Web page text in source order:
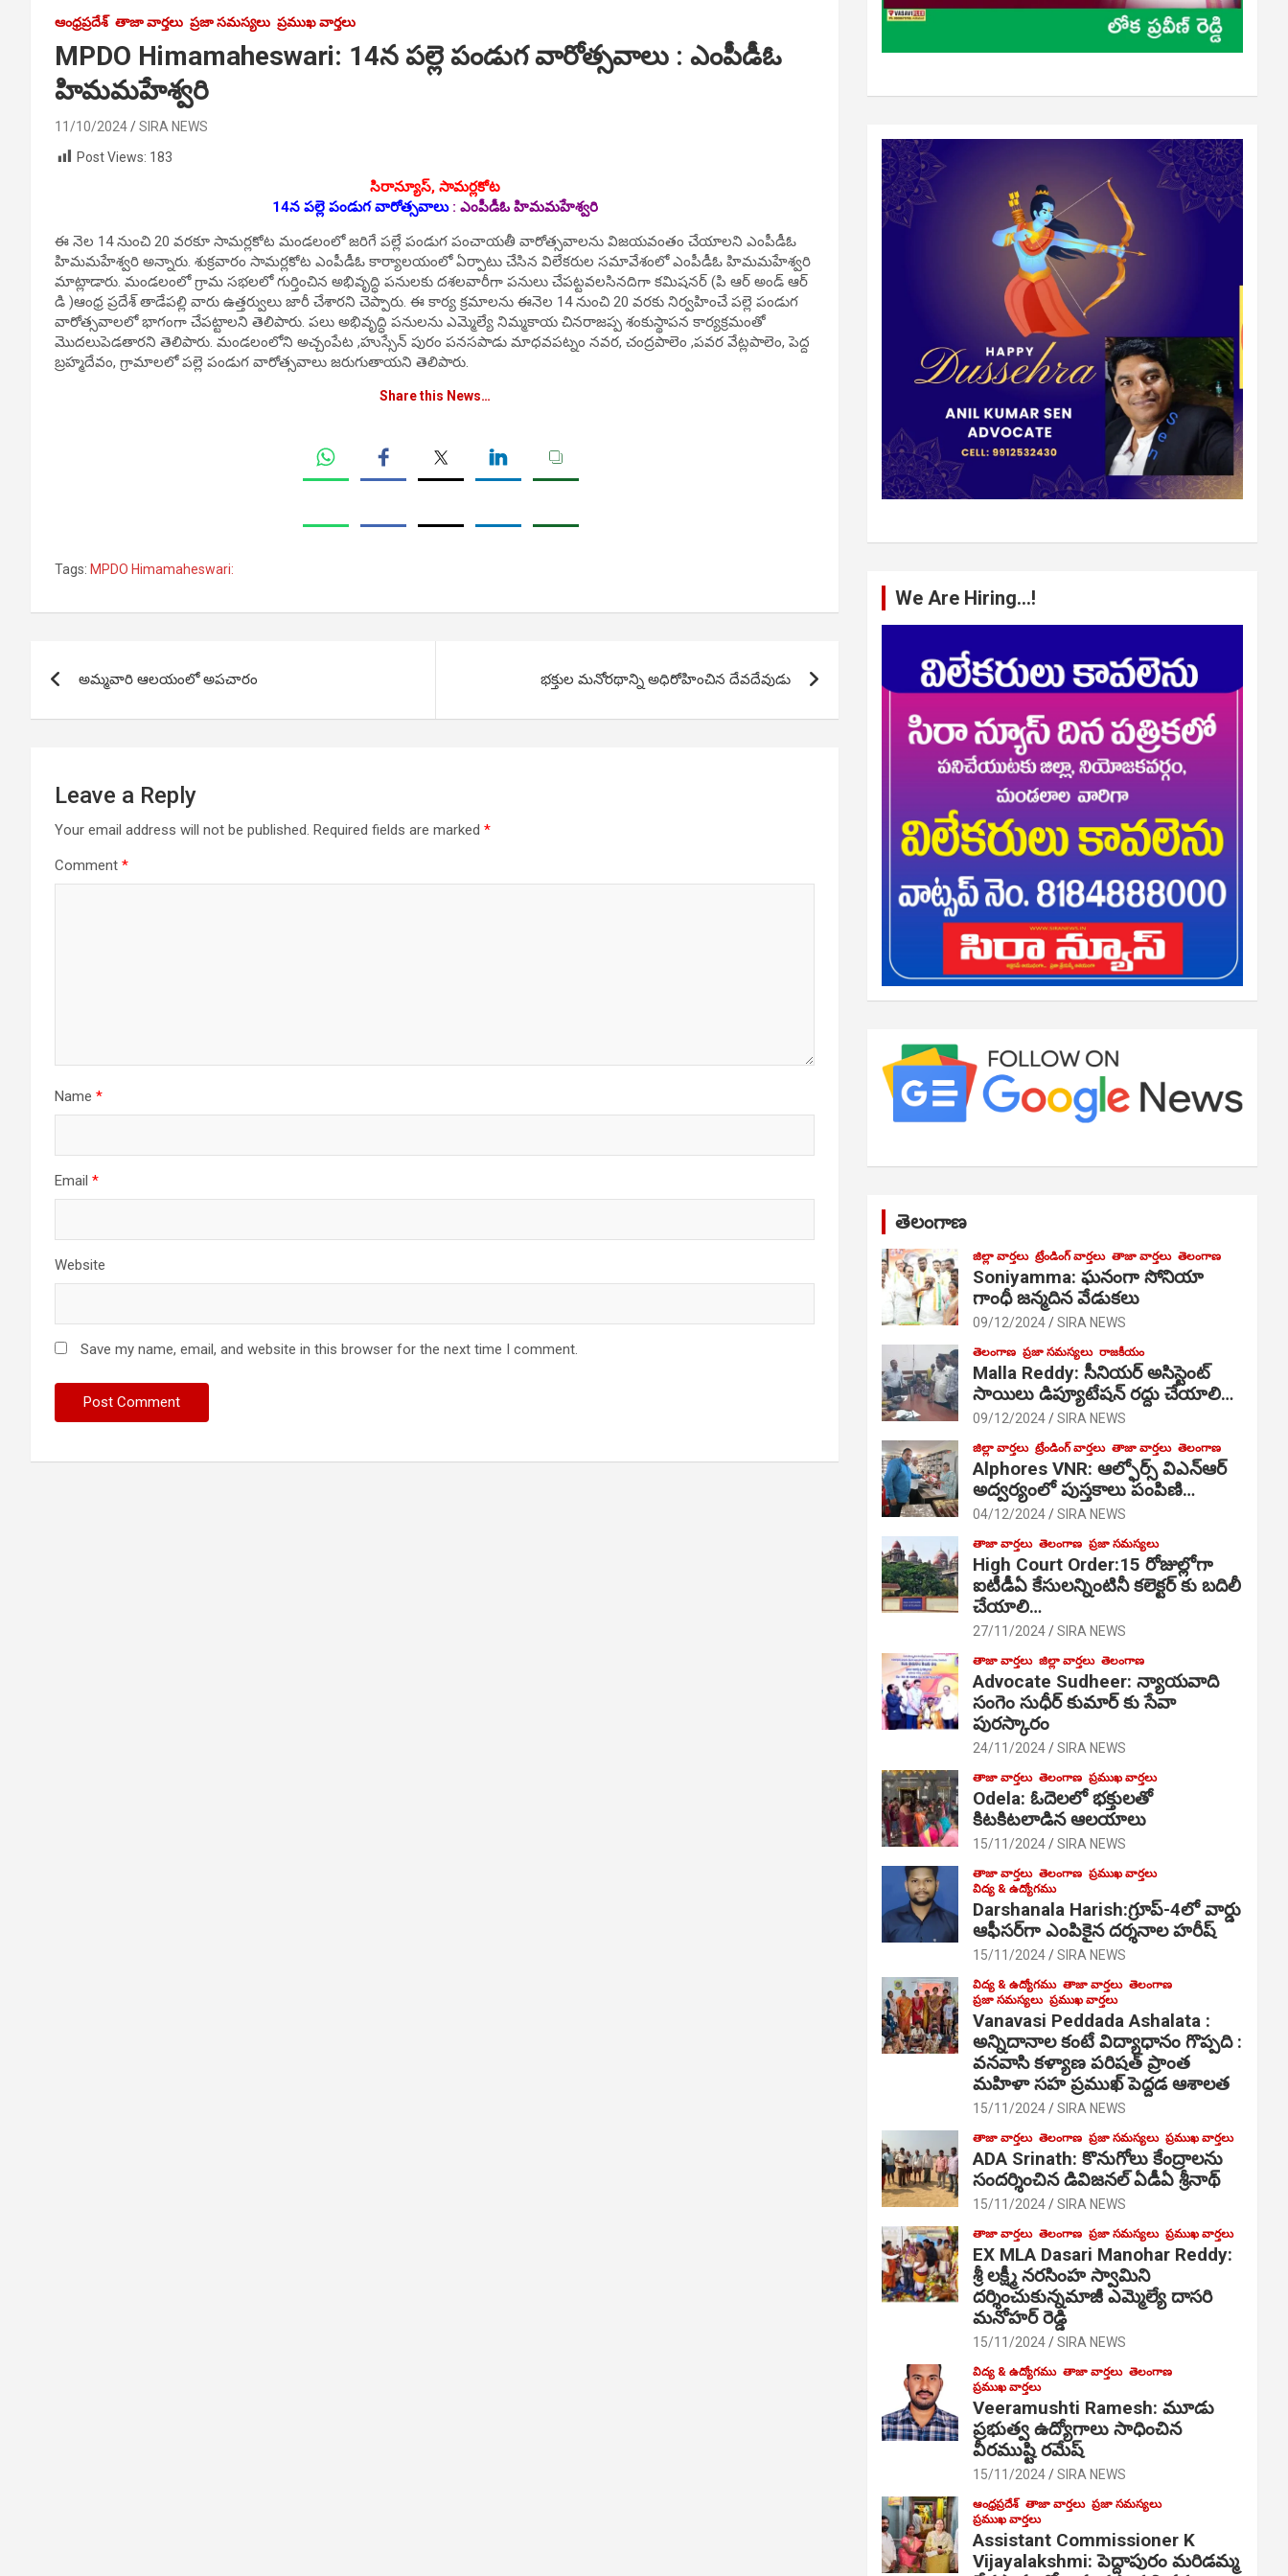
ఆంధ్రప్రదేశ్ తాజా వార్తలు ప్రజా సమస్యలు ప్రముఖ వార్తలు
MPDO Himamaheswari: 14న పల్లె పండుగ వారోత్సవాలు : ఎంపీడీఓ
హిమమ‌హేశ్వ‌రి
11/10/2024
SIRA NEWS
Post Views: 183
సిరాన్యూస్, సామర్లకోట
14న పల్లె పండుగ వారోత్సవాలు : ఎంపీడీఓ హిమమ‌హేశ్వ‌రి
ఈ నెల 14 నుంచి 20 వరకూ సామర్లకోట మండ‌లంలో జరిగే పల్లే పండుగ పంచాయతీ వారోత్సవాలను విజయవంతం చేయాలని ఎంపీడీఓ
హిమమ‌హేశ్వ‌రి అన్నారు. శుక్ర‌వారం సామర్లకోట ఎంపీడీఓ కార్యాల‌యంలో ఏర్పాటు చేసిన విలేక‌రుల స‌మావేశంలో ఎంపీడీఓ హిమమ‌హేశ్వ‌రి
మాట్లాడారు. మండలంలో గ్రామ సభలలో గుర్తించిన అభివృద్ధి పనులకు దశలవారీగా పనులు చేపట్టవలసినదిగా కమిషనర్ (పి ఆర్ అండ్ ఆర్
డి )ఆంధ్ర ప్రదేశ్ తాడేపల్లి వారు ఉత్తర్వులు జారీ చేశారని చెప్పారు. ఈ కార్య‌ క్ర‌మాల‌ను ఈనెల 14 నుంచి 20 వరకు నిర్వ‌హించే పల్లె పండుగ
వారోత్స‌వాల‌లో భాగంగా చేప‌ట్టాల‌ని తెలిపారు. ప‌లు అభివృద్ధి పనులను ఎమ్మెల్యే నిమ్మకాయ చినరాజప్ప శంకుస్థాపన కార్యక్రమంతో
మొదలుపెడతారని తెలిపారు. మండ‌లంలోని అచ్చంపేట ,హుస్సేన్ పురం పనసపాడు మాధవపట్నం నవర, చంద్రపాలెం ,పవర వేట్లపాలెం, పెద్ద
బ్రహ్మదేవం, గ్రామాలలో పల్లె పండుగ వారోత్సవాలు జరుగుతాయని తెలిపారు.
Share this News…
Tags: MPDO Himamaheswari:
navigation
అమ్మవారి ఆలయంలో అపచారం భక్తుల మనోరథాన్ని అధిరోహించిన దేవదేవుడు
Leave a Reply
Your email address will not be published. Required fields are marked *
Comment *
Name *
Email *
Website
Save my name, email, and website in this browser for the next time I comment.
We Are Hiring…!
తెలంగాణ
జిల్లా వార్తలు ట్రేండింగ్ వార్తలు తాజా వార్తలు తెలంగాణ
Soniyamma: ఘ‌నంగా సోనియా
గాంధీ జ‌న్మ‌దిన వేడుక‌లు
09/12/2024 SIRA NEWS
తెలంగాణ ప్రజా సమస్యలు రాజకీయం
Malla Reddy: సీనియర్ అసిస్టెంట్
సాయిలు డిప్యూటేషన్ రద్దు చేయాలి…
09/12/2024 SIRA NEWS
జిల్లా వార్తలు ట్రేండింగ్ వార్తలు తాజా వార్తలు తెలంగాణ
Alphores VNR: ఆల్ఫోర్స్ విఎన్ఆర్
అద్వర్యంలో పుస్తకాలు పంపిణి…
04/12/2024 SIRA NEWS
తాజా వార్తలు తెలంగాణ ప్రజా సమస్యలు
High Court Order:15 రోజుల్లోగా
ఐటీడీఏ కేసులన్నింటినీ కలెక్టర్ కు బదిలీ
చేయాలి…
27/11/2024 SIRA NEWS
తాజా వార్తలు జిల్లా వార్తలు తెలంగాణ
Advocate Sudheer: న్యాయవాది
సంగెం సుధీర్ కుమార్ కు సేవా
పురస్కారం
24/11/2024 SIRA NEWS
తాజా వార్తలు తెలంగాణ ప్రముఖ వార్తలు
Odela: ఓదెల‌లో భక్తులతో
కిటకిటలాడిన ఆల‌యాలు
15/11/2024 SIRA NEWS
తాజా వార్తలు తెలంగాణ ప్రముఖ వార్తలు
విద్య & ఉద్యోగము
Darshanala Harish:గ్రూప్-4లో వార్డు
ఆఫీసర్‌గా ఎంపికైన దర్శనాల హరీష్
15/11/2024 SIRA NEWS
విద్య & ఉద్యోగము తాజా వార్తలు తెలంగాణ
ప్రజా సమస్యలు ప్రముఖ వార్తలు
Vanavasi Peddada Ashalata :
అన్నిదానాల కంటే విద్యాధానం గొప్పది :
వనవాసి కళ్యాణ పరిషత్ ప్రాంత
మహిళా సహ ప్రముఖ్ పెద్దడ ఆశాలత
15/11/2024 SIRA NEWS
తాజా వార్తలు తెలంగాణ ప్రజా సమస్యలు ప్రముఖ వార్తలు
ADA Srinath: కొనుగోలు కేంద్రాల‌ను
సంద‌ర్శించిన డివిజనల్ ఏడీఏ శ్రీనాథ్
15/11/2024 SIRA NEWS
తాజా వార్తలు తెలంగాణ ప్రజా సమస్యలు ప్రముఖ వార్తలు
EX MLA Dasari Manohar Reddy:
శ్రీ లక్ష్మీ నరసింహ స్వామిని
దర్శించుకున్నమాజీ ఎమ్మెల్యే దాసరి
మనోహర్ రెడ్డి
15/11/2024 SIRA NEWS
విద్య & ఉద్యోగము తాజా వార్తలు తెలంగాణ
ప్రముఖ వార్తలు
Veeramushti Ramesh: మూడు
ప్రభుత్వ ఉద్యోగాలు సాధించిన
వీరముష్టి రమేష్
15/11/2024 SIRA NEWS
ఆంధ్రప్రదేశ్ తాజా వార్తలు ప్రజా సమస్యలు
ప్రముఖ వార్తలు
Assistant Commissioner K
Vijayalakshmi: పెద్దాపురం మరిడమ్మ